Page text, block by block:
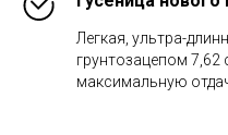
Легкая, ультра-
грунтозацепом
максимальную